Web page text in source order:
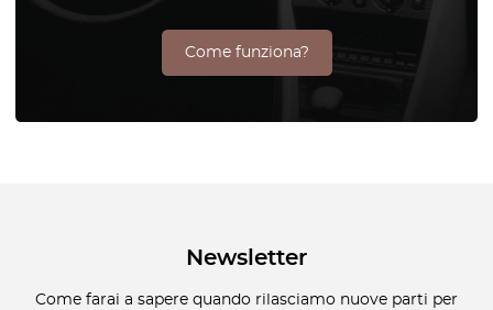
Come funziona?
Newsletter
Come farai a sapere quando rilasciamo nuove parti per